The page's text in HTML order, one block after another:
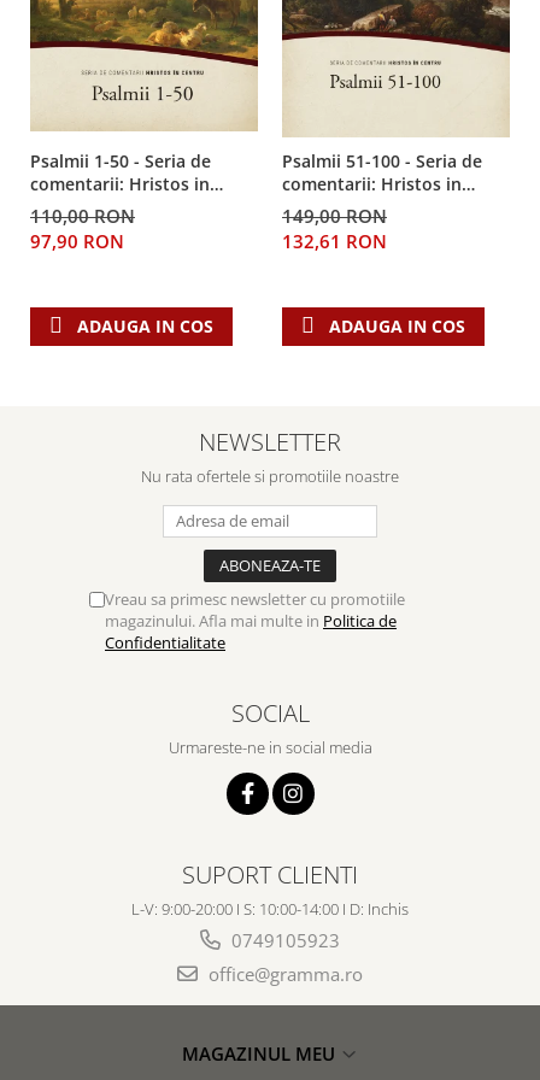
Psalmii 1-50 - Seria de
comentarii: Hristos in
centru
110,00 RON
97,90 RON
ADAUGA IN COS
Psalmii 51-100 - Seria de
comentarii: Hristos in
centru
149,00 RON
132,61 RON
ADAUGA IN COS
NEWSLETTER
Nu rata ofertele si promotiile noastre
Vreau sa primesc newsletter cu promotiile
magazinului. Afla mai multe in Politica de
Confidentialitate
SOCIAL
Urmareste-ne in social media
SUPORT CLIENTI
L-V: 9:00-20:00 I S: 10:00-14:00 I D: Inchis
0749105923
office@gramma.ro
MAGAZINUL MEU